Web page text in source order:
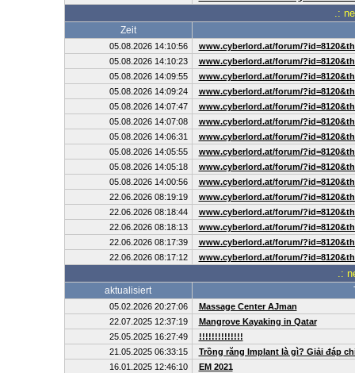
.:
Zeit
05.08.2026 14:10:56
www.cyberlord.at/forum/
05.08.2026 14:10:23
www.cyberlord.at/forum/
05.08.2026 14:09:55
www.cyberlord.at/forum/
05.08.2026 14:09:24
www.cyberlord.at/forum/
05.08.2026 14:07:47
www.cyberlord.at/forum/
05.08.2026 14:07:08
www.cyberlord.at/forum/
05.08.2026 14:06:31
www.cyberlord.at/forum/
05.08.2026 14:05:55
www.cyberlord.at/forum/
05.08.2026 14:05:18
www.cyberlord.at/forum/
05.08.2026 14:00:56
www.cyberlord.at/forum/
22.06.2026 08:19:19
www.cyberlord.at/forum/
22.06.2026 08:18:44
www.cyberlord.at/forum/
22.06.2026 08:18:13
www.cyberlord.at/forum/
22.06.2026 08:17:39
www.cyberlord.at/forum/
22.06.2026 08:17:12
www.cyberlord.at/forum/
.:
aktualisiert
05.02.2026 20:27:06
Massage Center AJman
22.07.2025 12:37:19
Mangrove Kayaking in Qatar
25.05.2025 16:27:49
!!!!!!!!!!!!!!
21.05.2025 06:33:15
Trồng răng Implant là gì? Giải đáp
16.01.2025 12:46:10
EM 2021